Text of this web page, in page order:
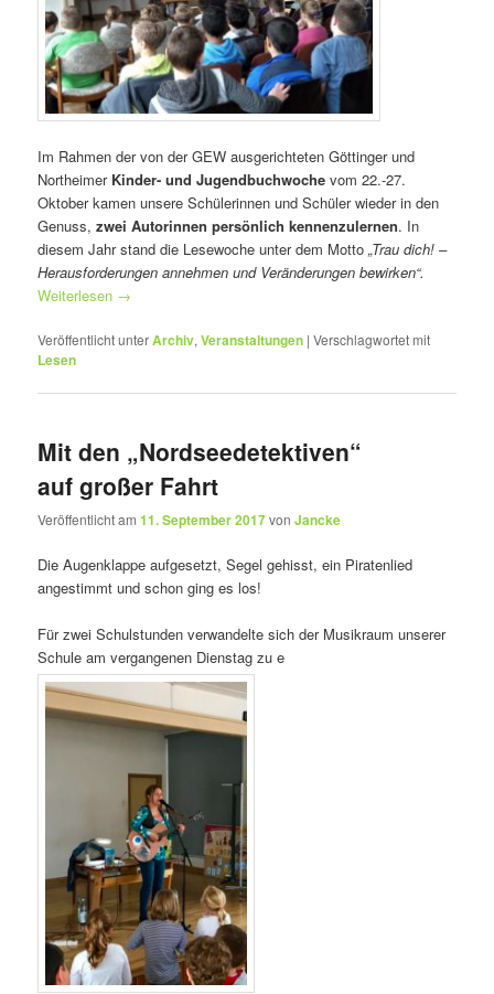
Im Rahmen der von der GEW ausgerichteten Göttinger und
Northeimer Kinder- und Jugendbuchwoche vom 22.-27.
Oktober kamen unsere Schülerinnen und Schüler wieder in den
Genuss,zwei Autorinnen persönlich kennenzulernen. In
diesem Jahr stand die Lesewoche unter dem Motto„Trau dich! –
Herausforderungen annehmen und Veränderungen bewirken“.
Weiterlesen →
Veröffentlicht unterArchiv,Veranstaltungen |Verschlagwortet mit
Lesen
Mit den „Nordseedetektiven“
auf großer Fahrt
Veröffentlicht am11. September 2017vonJancke
Die Augenklappe aufgesetzt, Segel gehisst, ein Piratenlied
angestimmt und schon ging es los!
Für zwei Schulstunden verwandelte sich der Musikraum unserer
Schule am vergangenen Dienstag zu e